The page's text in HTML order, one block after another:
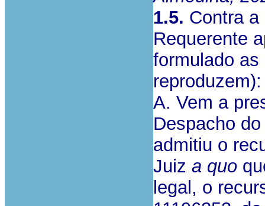
1.5. Contra
Requerente
formulado
reproduzem):
A. Vem a
Despacho
admitiu o
Juiz a quo
legal, o